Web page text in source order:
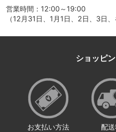
営業時間：12:00～19:00
（12月31日、1月1日、2日、3日、
ショッピ
お支払い方法 配